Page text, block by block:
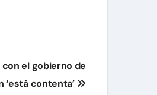
con el gobierno de
‘está contenta’